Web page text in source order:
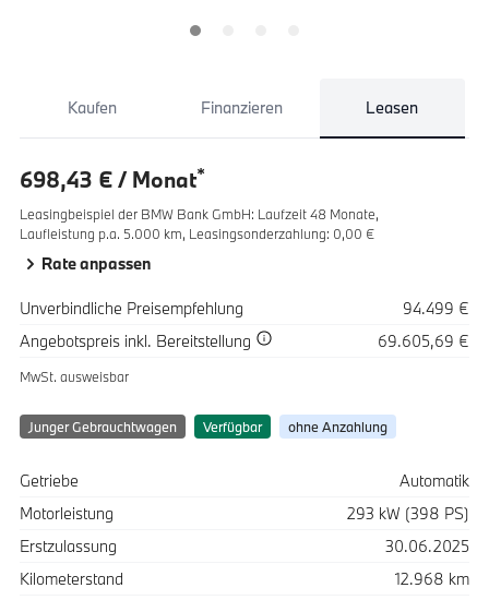
Kaufen Finanzieren Leasen
698,43 € / Monat*
Leasingbeispiel der BMW Bank GmbH: Laufzeit 48 Monate,
Laufleistung p.a. 5.000 km, Leasingsonderzahlung: 0,00 €
Rate anpassen
SpezifikationWert
Unverbindliche Preisempfehlung
94.499 €
Spezifikation Wert
Angebotspreis inkl. Bereitstellung 69.605,69 €
MwSt. ausweisbar
Junger Gebrauchtwagen Verfügbar ohne Anzahlung
Spezifikation
Getriebe
Automatik
Motorleistung
293 kW (398 PS)
Erstzulassung
30.06.2025
Kilometerstand
12.968 km